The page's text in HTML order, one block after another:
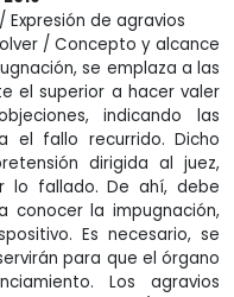
de agravios
/ Concepto y alcance
se emplaza a las
el superior a hacer valer
indicando las
el fallo recurrido. Dicho
dirigida al juez,
lo fallado. De ahí, debe
conocer la impugnación,
Es necesario, se
para que el órgano
Los agravios